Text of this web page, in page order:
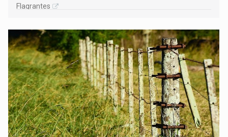
Flagrantes